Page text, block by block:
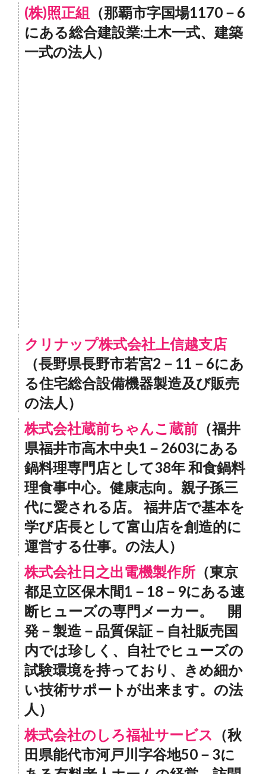
(株)照正組 （那覇市字国場1170－6
にある総合建設業:土木一式、建築
一式の法人）
クリナップ株式会社上信越支店
（長野県長野市若宮2－11－6にあ
る住宅総合設備機器製造及び販売
の法人）
株式会社蔵前ちゃんこ蔵前 （福井
県福井市高木中央1－2603にある
鍋料理専門店として38年 和食鍋料
理食事中心。健康志向。親子孫三
代に愛される店。 福井店で基本を
学び店長として富山店を創造的に
運営する仕事。の法人）
株式会社日之出電機製作所 （東京
都足立区保木間1－18－9にある速
断ヒューズの専門メーカー。 開
発－製造－品質保証－自社販売国
内では珍しく、自社でヒューズの
試験環境を持っており、きめ細か
い技術サポートが出来ます。の法
人）
株式会社のしろ福祉サービス
（秋
田県能代市河戸川字谷地50－3に